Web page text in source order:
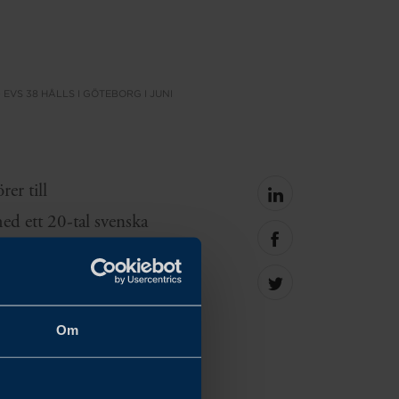
Om
38 HÅLLS I GÖTEBORG I JUNI
till
ett 20-tal svenska
och Torsboda
inom innovation
av företag,
Share
linkedin
Share
facebook
Share